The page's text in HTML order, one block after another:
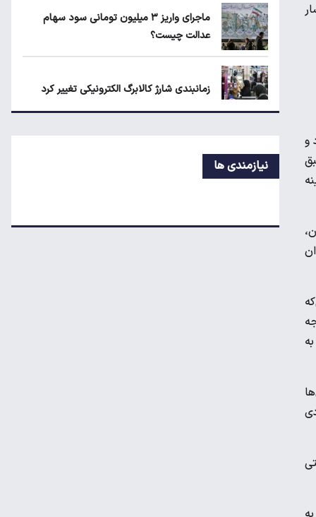
و
هزینه
زمانبندی‌ شارژ کالابرگ الکترونیکی تغییر کرد
ماجرای واریز ۳ میلیون تومانی سود سهام
عدالت چیست؟
زمانبندی‌ شارژ کالابرگ الکترونیکی تغییر کرد
بلاگرهای پردرآمد مشمول مالیات هستند
نیازمندی ها